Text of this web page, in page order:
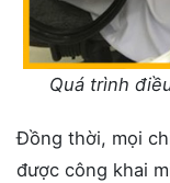
Quá trình
Đồng thời, mọi
được công khai